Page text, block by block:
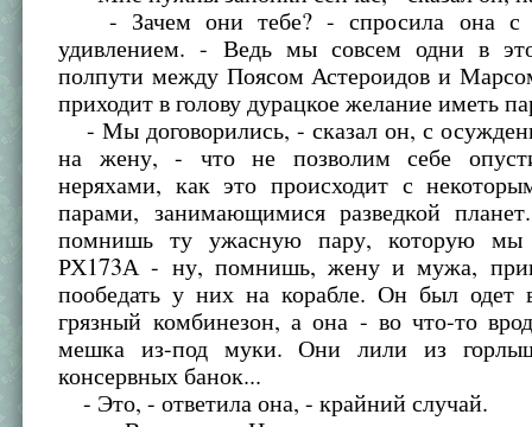
- Зачем они тебе? - спросила она с
удивлением. - Ведь мы совсем одни в
полпути между Поясом Астероидов и
приходит в голову дурацкое желание иметь
- Мы договорились, - сказал он, с
на жену, - что не позволим себе
неряхами, как это происходит с
парами, занимающимися разведкой
помнишь ту ужасную пару, которую мы
РХ173А - ну, помнишь, жену и мужа,
пообедать у них на корабле. Он был одет
грязный комбинезон, а она - во что-то
мешка из-под муки. Они лили из
консервных банок...
- Это, - ответила она, - крайний случай.